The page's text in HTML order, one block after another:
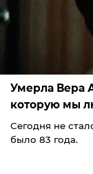
Умерла Вера
которую мы
Сегодня не
было 83 года.